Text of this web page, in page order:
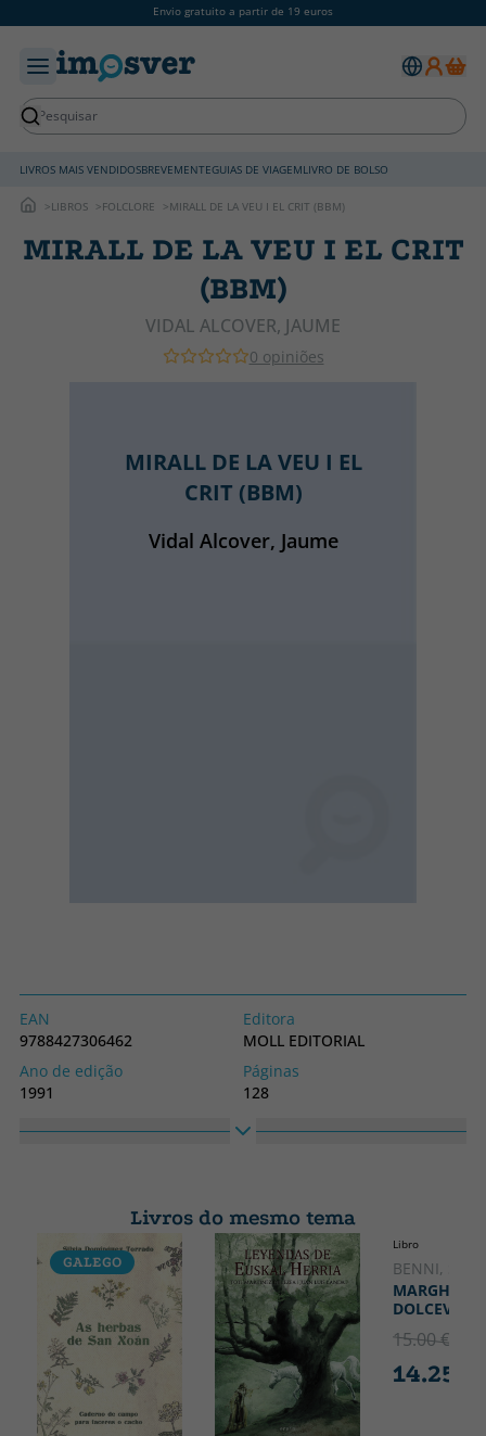
Envio gratuito a partir de 19 euros
LIVROS MAIS VENDIDOSBREVEMENTEGUIAS DE VIAGEMLIVRO DE BOLSO
LIBROS FOLCLORE MIRALL DE LA VEU I EL CRIT (BBM)
MIRALL DE LA VEU I EL CRIT
(BBM)
VIDAL ALCOVER, JAUME
0 opiniões
MIRALL DE LA VEU I EL
CRIT (BBM)
Vidal Alcover, Jaume
EAN
9788427306462
Editora
MOLL EDITORIAL
Ano de edição
1991
Páginas
128
Idioma
Livros do mesmo tema
GALEGO CATALÃO
Libro
BENNI,
DOLCEVITA
15.00 €
14.25 €